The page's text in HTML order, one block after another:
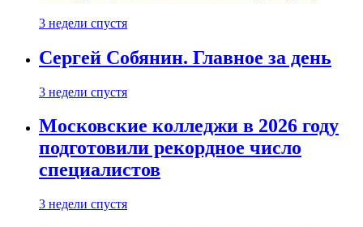
3 недели спустя
Сергей Собянин. Главное за день
3 недели спустя
Московские колледжи в 2026 году
подготовили рекордное число
специалистов
3 недели спустя